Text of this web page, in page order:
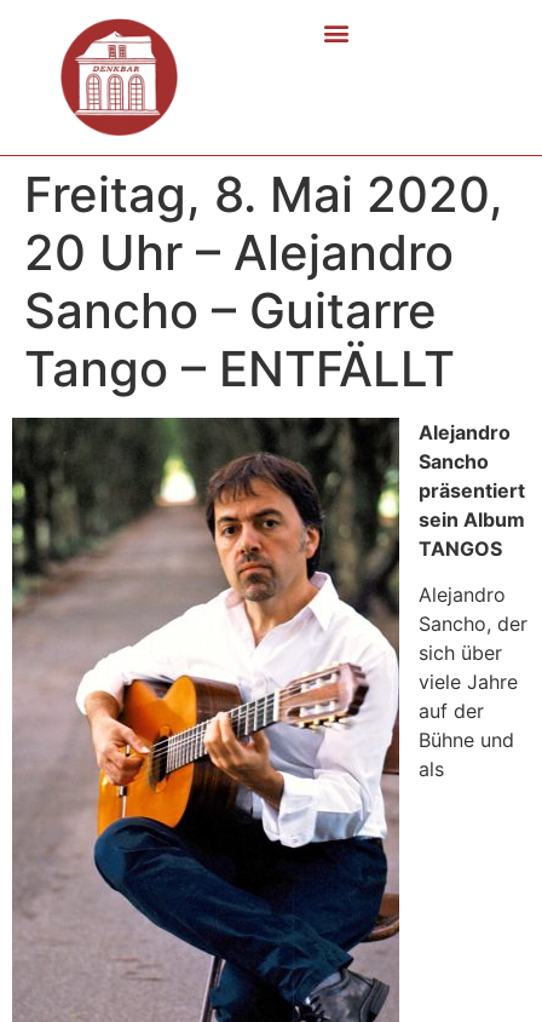
Freitag, 8. Mai 2020,
20 Uhr – Alejandro
Sancho – Guitarre
Tango – ENTFÄLLT
Alejandro
Sancho
präsentiert
sein Album
TANGOS
Alejandro
Sancho, der
sich über
viele Jahre
auf der
Bühne und
als